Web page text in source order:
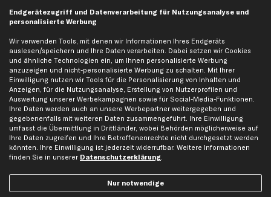
Versand
Artikel, Teile, Original und Bestell-Nr. dienen nur zu Vergleichszwecken und sind
keine Herkunftsbezeichnungen. Die Nennung von Namen, Warenzeichen oder
Markennamen erfolgt nur zu Zwecken der Zuordnung unserer Artikel. Die Angaben
von diesen in Rechnungen an Fahrzeugbesitzer sind nicht statthaft. Die Ware bleibt
Die hier dargestellten Daten, insbesondere die gesamte Datenbank, dürfen nicht
Endgerätezugriff und Datenverarbeitung für Nutzungsanalyse und
personalisierte Werbung
Wir verwenden Tools, mit denen wir Informationen Ihres Endgeräts
auslesen/speichern und Ihre Daten verarbeiten. Dabei setzen wir Cookies
und ähnliche Technologien ein, um Ihnen personalisierte Werbung
anzuzeigen und nicht-personalisierte Werbung zu schalten. Mit Ihrer
Einwilligung nutzen wir Tools für die Personalisierung von Inhalten und
Anzeigen, für die Nutzungsanalyse, Erstellung von Nutzerprofilen und
Auswertung unserer Werbekampagnen sowie für Social-Media-Funktionen.
Ihre Daten werden auch an unsere Werbepartner weitergegeben und
gegebenenfalls mit weiteren Daten zusammengeführt. Ihre Einwilligung
umfasst die Übermittlung in Drittländer, wobei Behörden möglicherweise auf
Ihre Daten zugreifen und Ihre Betroffenenrechte nicht durchgesetzt werden
könnten. Ihre Einwilligung ist jederzeit widerrufbar. Weitere Informationen
finden Sie in unserer Datenschutzerklärung.
Nur notwendige